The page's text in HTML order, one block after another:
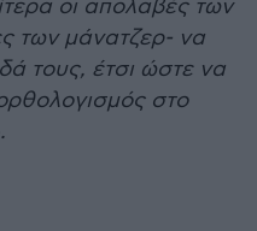
οι απολαβές των
των μάνατζερ- να
τους, έτσι ώστε να
στο